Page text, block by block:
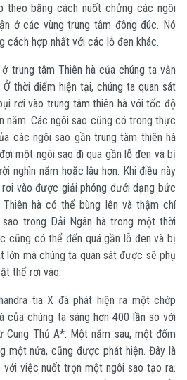
theo bằng cách nuốt chửng các ngôi
ở các vùng trung tâm đông đúc. Nó
cách hợp nhất với các lỗ đen khác.
trung tâm Thiên hà của chúng ta vẫn
Ở thời điểm hiện tại, chúng ta quan sát
rơi vào trung tâm thiên hà với tốc độ
năm. Các ngôi sao cũng có trong thực
các ngôi sao gần trung tâm thiên hà
một ngôi sao đi qua gần lỗ đen và bị
nghìn năm hoặc lâu hơn. Khi điều này
vào được giải phóng dưới dạng bức
hà có thể bùng lên và thậm chí
trong Dải Ngân hà trong một thời
cũng có thể đến quá gần lỗ đen và bị
lớn mà chúng ta quan sát được sẽ phụ
thể rơi vào.
tia X đã phát hiện ra một chớp
của chúng ta sáng hơn 400 lần so với
Cung Thủ A*. Một năm sau, một đốm
một nửa, cũng được phát hiện. Đây là
với việc nuốt trọn một ngôi sao tạo ra.